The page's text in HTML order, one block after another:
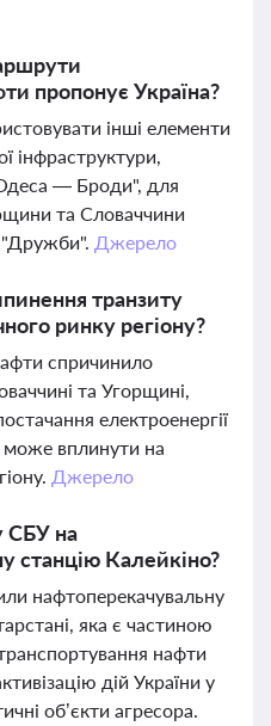
пропонує Україна?
інші елементи
інфраструктури,
— Броди", для
та Словаччини
"Дружби". Джерело
транзиту
ринку регіону?
спричинило
та Угорщині,
електроенергії
вплинути на
Джерело
СБУ на
станцію Калейкіно?
нафтоперекачувальну
яка є частиною
нафти
дій України у
об’єкти агресора.